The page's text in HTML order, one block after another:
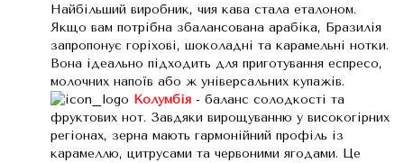
Найбільший виробник, чия кава стала еталоном.
Якщо вам потрібна збалансована арабіка, Бразилія
запропонує горіхові, шоколадні та карамельні нотки.
Вона ідеально підходить для приготування еспресо,
молочних напоїв або ж універсальних купажів.
Колумбія - баланс солодкості та
фруктових нот. Завдяки вирощуванню у високогірних
регіонах, зерна мають гармонійний профіль із
карамеллю, цитрусами та червоними ягодами. Це